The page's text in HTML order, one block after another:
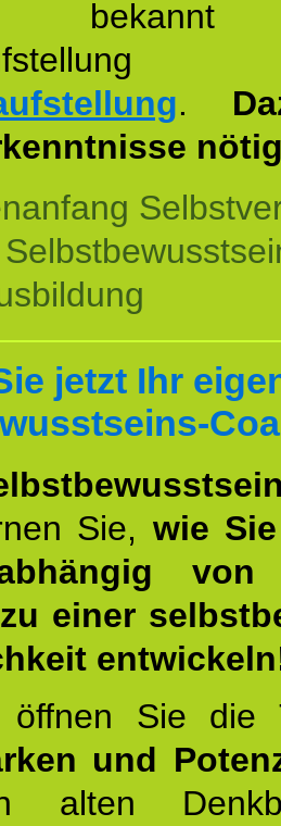
.
jetzt Ihr
Sie, wie
von
einer
öffnen Sie
und
alten